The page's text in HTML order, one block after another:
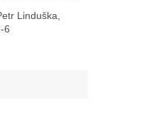
Linduška,
6